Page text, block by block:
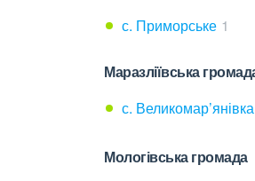
с. Приморське 1
Маразліївська
с. Великомар’янівка
Мологівська громада